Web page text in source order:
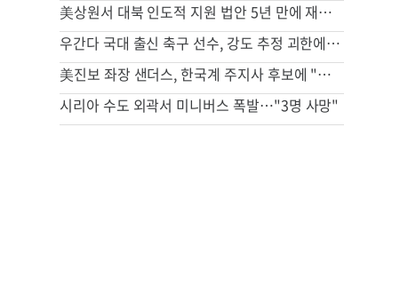
美상원서 대북 인도적 지원 법안 5년 만에 재발의
우간다 국대 출신 축구 선수, 강도 추정 괴한에 피살
美진보 좌장 샌더스, 한국계 주지사 후보에 "공개지지 않겠다"
시리아 수도 외곽서 미니버스 폭발…"3명 사망"